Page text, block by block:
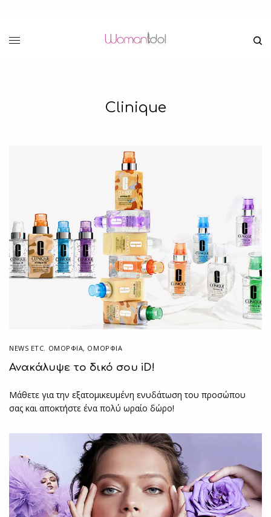
Clinique
NEWS ETC. ΟΜΟΡΦΙΆ, ΟΜΟΡΦΙΑ
Ανακάλυψε το δικό σου iD!
Μάθετε για την εξατομικευμένη ενυδάτωση του προσώπου
σας και αποκτήστε ένα πολύ ωραίο δώρο!